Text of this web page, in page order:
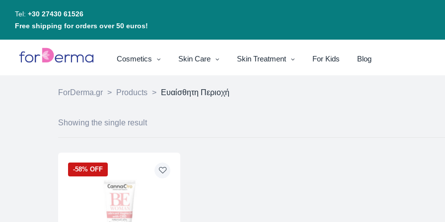
Tel: +30 27430 61526
Free shipping for orders over 50 euros!
Cosmetics Skin Care Skin Treatment For Kids Blog
ForDerma.gr > Products > Ευαίσθητη Περιοχή
Showing the single result
-58% OFF